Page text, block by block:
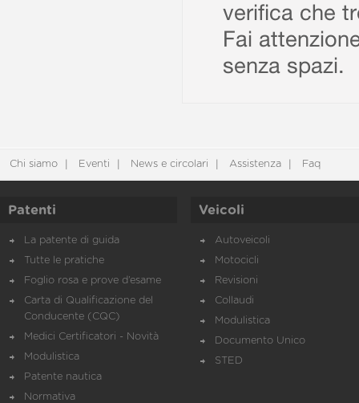
verifica che
Fai
senza spazi.
Chi siamo Eventi News e circolari Assistenza Faq
Patenti
La patente di guida
Tutte le pratiche
Foglio rosa e prove d’esame
Carta di Qualificazione del
Conducente (CQC)
Medici Certificatori - Novità
Modulistica
Patente nautica
Normativa
Veicoli
Autoveicoli
Motocicli
Revisioni
Collaudi
Modulistica
Documento Unico
STED